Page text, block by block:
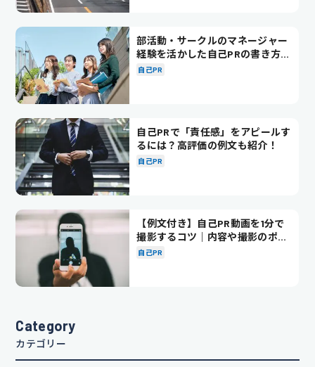
部活動・サークルのマネージャー
経験を活かした自己PRの書き方を
徹底解説！
自己PR
自己PRで「責任感」をアピールす
るには？高評価の例文も紹介！
自己PR
【例文付き】自己PR動画を1分で
撮影するコツ｜内容や撮影のポイ
ントも解説
自己PR
Category
カテゴリー